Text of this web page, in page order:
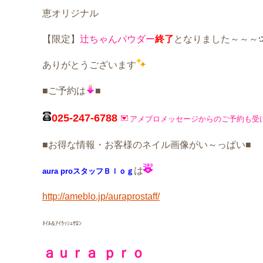
恵オリジナル
【限定】 辻ちゃんパウダー終了となりました～～～
ありがとうございます
■ご予約は ■
025-247-6788 アメブロメッセージからのご予約も受
■お得な情報・お客様のネイル画像がい～っぱい■
aura proスタッフＢｌｏｇ は
http://ameblo.jp/auraprostaff/
ﾈｲﾙ&ｱｲﾗｯｼｭｻﾛﾝ
ａｕｒａ ｐｒｏ